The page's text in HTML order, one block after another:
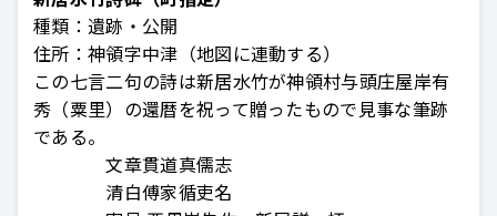
種類： 遺跡・公開
住所： 神領字中津（地図に連動する）
この七言二句の詩は新居水竹が神領村与頭庄屋岸有
秀（粟里）の還暦を祝って贈ったもので見事な筆跡
である。
文章貫道真儒志
清白傅家循吏名